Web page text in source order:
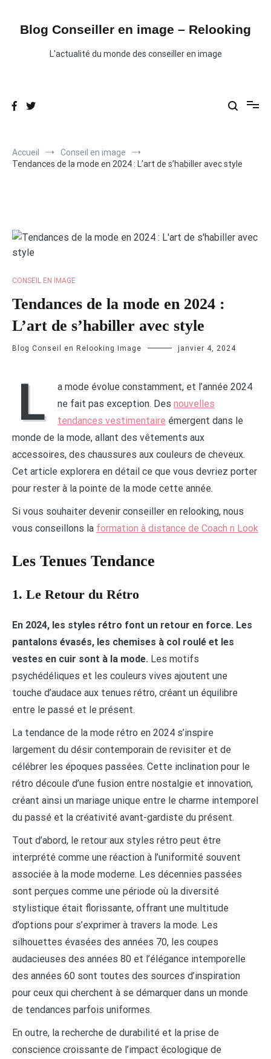
contenuBlog Conseiller en image – Relooking
L'actualité du monde des conseiller en image
Accueil
Conseil en image
Tendances de la mode en 2024 : L’art de s’habiller avec style
CONSEIL EN IMAGE
Tendances de la mode en 2024 :
L’art de s’habiller avec style
Blog Conseil en Relooking Image janvier 4, 2024
L
a mode évolue constamment, et l’année 2024
ne fait pas exception. Des nouvelles
tendances vestimentaire émergent dans le
monde de la mode, allant des vêtements aux
accessoires, des chaussures aux couleurs de cheveux.
Cet article explorera en détail ce que vous devriez porter
pour rester à la pointe de la mode cette année.
Si vous souhaiter devenir conseiller en relooking, nous
vous conseillons la formation à distance de Coach n Look
Les Tenues Tendance
1. Le Retour du Rétro
En 2024, les styles rétro font un retour en force. Les
pantalons évasés, les chemises à col roulé et les
vestes en cuir sont à la mode. Les motifs
psychédéliques et les couleurs vives ajoutent une
touche d’audace aux tenues rétro, créant un équilibre
entre le passé et le présent.
La tendance de la mode rétro en 2024 s’inspire
largement du désir contemporain de revisiter et de
célébrer les époques passées. Cette inclination pour le
rétro découle d’une fusion entre nostalgie et innovation,
créant ainsi un mariage unique entre le charme intemporel
du passé et la créativité avant-gardiste du présent.
Tout d’abord, le retour aux styles rétro peut être
interprété comme une réaction à l’uniformité souvent
associée à la mode moderne. Les décennies passées
sont perçues comme une période où la diversité
stylistique était florissante, offrant une multitude
d’options pour s’exprimer à travers la mode. Les
silhouettes évasées des années 70, les coupes
audacieuses des années 80 et l’élégance intemporelle
des années 60 sont toutes des sources d’inspiration
pour ceux qui cherchent à se démarquer dans un monde
de tendances parfois uniformes.
En outre, la recherche de durabilité et la prise de
conscience croissante de l’impact écologique de